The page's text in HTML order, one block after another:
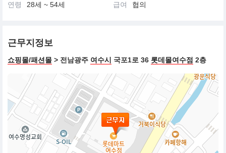
연령
28세 ~ 54세 급여 협의
근무지정보
쇼핑몰/패션몰 > 전남광주 여수시 국포1로 36 롯데몰여수점 2층